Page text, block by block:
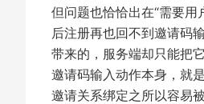
但问题也恰恰出在“需要
后注册再也回不到邀请码
带来的，服务端却只能把
邀请码输入动作本身，就
邀请关系绑定之所以容易